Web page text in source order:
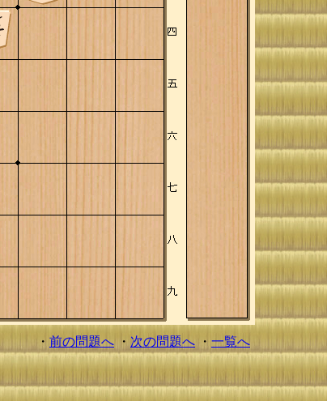
・ 前の問題へ・次の問題へ ・ 一覧へ